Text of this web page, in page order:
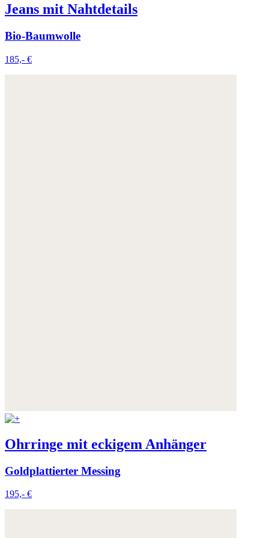
Jeans mit Nahtdetails
Bio-Baumwolle
185,- €
Ohrringe mit eckigem Anhänger
Goldplattierter Messing
195,- €